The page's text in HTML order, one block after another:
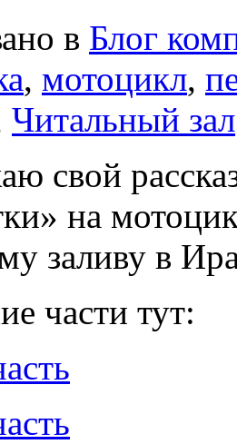
в Блог
, мотоцикл,
Читальный зал
свой
на
заливу в
части тут: